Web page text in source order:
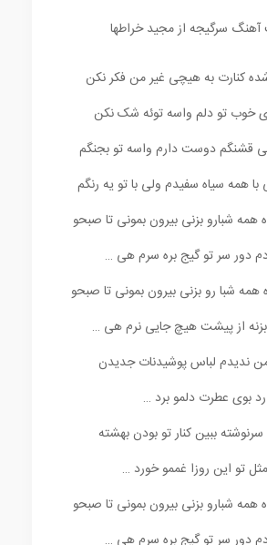
سرگیجه از مجید خراطها
کنارت به هیچی غیر من فکر نکن
خوب تو دلم واسه توئه شک نکن
قشنگم دوست دارم واسه تو بجنگم
همه سیاه سفیدم ولی با تو یه رنگم
همه شبارو بزنی بیرون بمونی تا صبحو
دور سر تو گیج بره سرم هی …
همه شبا رو بزنی بیرون بمونی تا صبحو
بزنه از پیشت هیچ جایی نرم هی …
ندیدم لباس پوشیدنات جدیدن
رد بوی عطرت دلمو برد …
ببین کنار تو بودن بهشته
تو این روزا غممو خورد …
همه شبارو بزنی بیرون بمونی تا صبحو